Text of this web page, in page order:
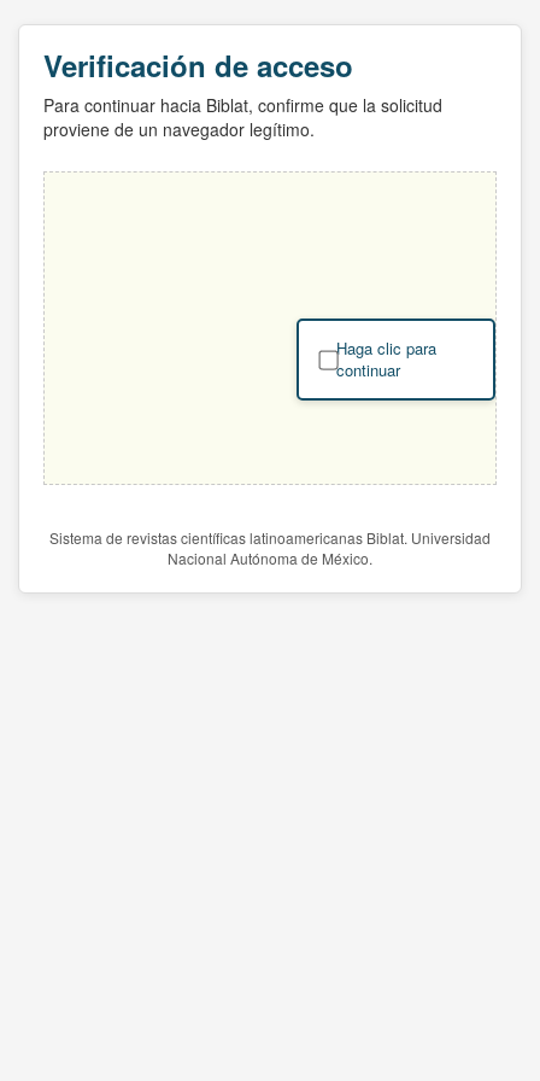
Verificación de acceso
Para continuar hacia Biblat, confirme que la solicitud
proviene de un navegador legítimo.
Haga clic para
continuar
Sistema de revistas científicas latinoamericanas Biblat. Universidad
Nacional Autónoma de México.